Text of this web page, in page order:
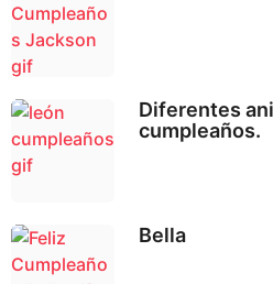
Diferentes
cumpleaños.
Bella